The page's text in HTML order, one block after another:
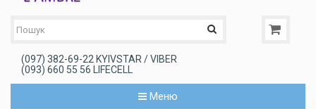
(097) 382-69-22 KYIVSTAR / VIBER
(093) 660 55 56 LIFECELL
Меню